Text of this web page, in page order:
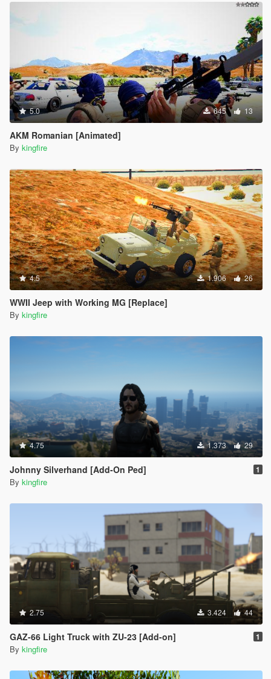
5.0 645 13
AKM Romanian [Animated]
By kingfire
4.5 1.906 26
WWII Jeep with Working MG [Replace]
By kingfire
4.75 1.373 29
Johnny Silverhand [Add-On Ped] 1
By kingfire
2.75 3.424 44
GAZ-66 Light Truck with ZU-23 [Add-on] 1
By kingfire